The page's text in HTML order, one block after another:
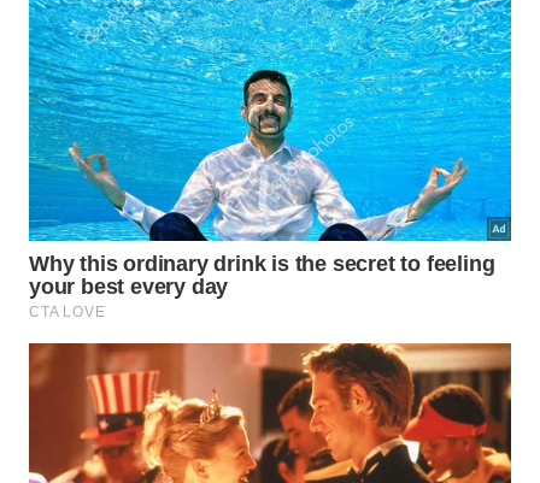
neutralizador de energias e um “reset” para quem
quer proteção absoluta. Já o violeta e o azul
surgem forte para trazer transmutação e saúde
mental em um ano que será acelerado.
Sinta-se livre para combinar essas cores nos
acessórios, esmaltes ou na maquiagem. O universo
não exige rigidez, mas sim intenção. Ao vestir a cor
do seu signo, você está sinalizando para o cosmos
que está pronto para assumir o protagonismo do
seu Ano 1 com total consciência.